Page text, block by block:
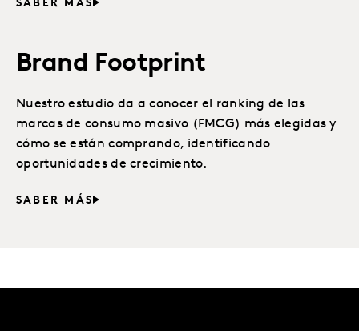
SABER MÁS
Brand Footprint
Nuestro estudio da a conocer el ranking de las
marcas de consumo masivo (FMCG) más elegidas y
cómo se están comprando, identificando
oportunidades de crecimiento.
SABER MÁS